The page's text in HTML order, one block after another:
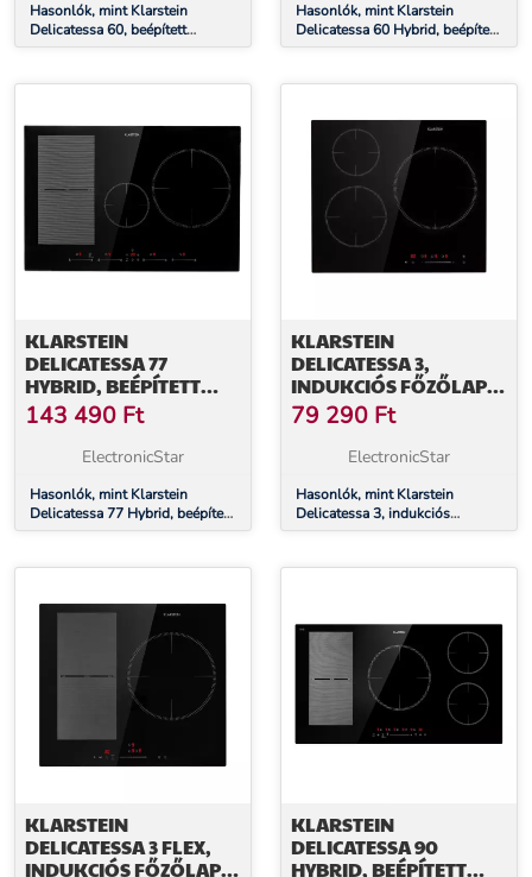
Hasonlók, mint Klarstein
Delicatessa 60, beépített
indukciós főzőlap, 7000 W, 4
Hasonlók, mint Klarstein
Delicatessa 60 Hybrid, beépített
indukciós főzőlap, 7000 W, 4
KLARSTEIN
DELICATESSA 77
HYBRID, BEÉPÍTETT
INDUKCIÓS FŐZŐLAP,
7000 W, 4 ZÓNA,
FEKETE
143 490 Ft
ElectronicStar
Hasonlók, mint Klarstein
Delicatessa 77 Hybrid, beépített
indukciós főzőlap, 7000 W, 4
KLARSTEIN
DELICATESSA 3,
INDUKCIÓS FŐZŐLAP,
5800 W, 3 ZÓNA,
ÜVEGKERÁMIA, FEKETE
79 290 Ft
ElectronicStar
Hasonlók, mint Klarstein
Delicatessa 3, indukciós
főzőlap, 5800 W, 3 zóna,
KLARSTEIN
DELICATESSA 3 FLEX,
INDUKCIÓS FŐZŐLAP,
KLARSTEIN
DELICATESSA 90
HYBRID, BEÉPÍTETT